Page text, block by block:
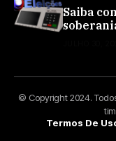
Saiba
© Copyright 2024.
Termos De